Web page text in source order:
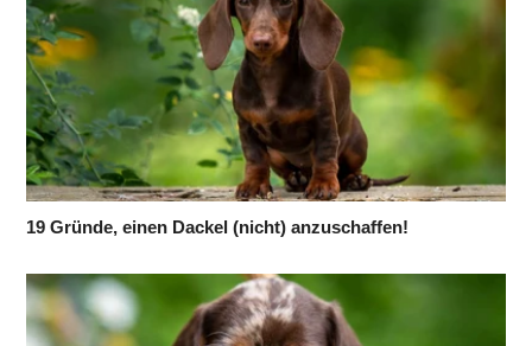
19 Gründe, einen Dackel (nicht) anzuschaffen!